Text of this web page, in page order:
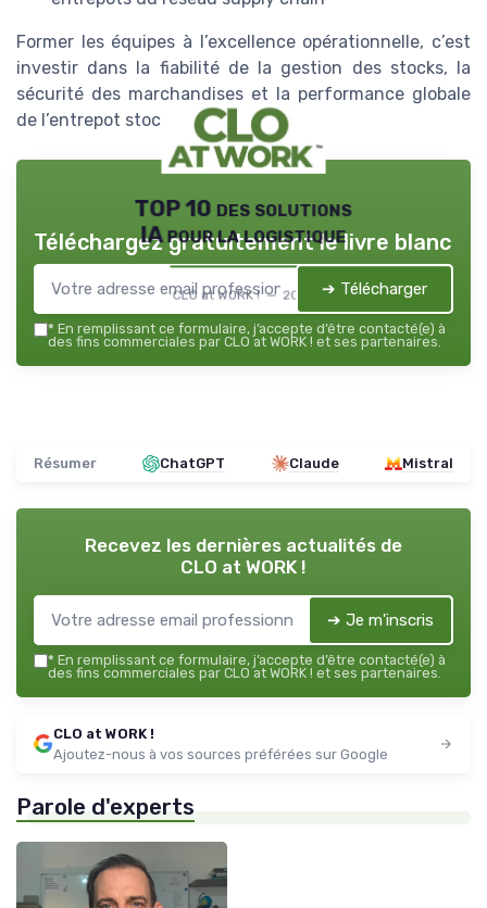
Former les équipes à l’excellence opérationnelle, c’est
investir dans la fiabilité de la gestion des stocks, la
sécurité des marchandises et la performance globale
de l’entrepot stockage.
TOP 10 des solutions
IA pour la logistique
CLO at WORK ! — 2026
Téléchargez gratuitement le livre blanc
➔ Télécharger
* En remplissant ce formulaire, j’accepte d’être contacté(e) à
des fins commerciales par CLO at WORK ! et ses partenaires.
Résumer ChatGPT Claude Mistral
Recevez les dernières actualités de
CLO at WORK !
➔ Je m'inscris
* En remplissant ce formulaire, j’accepte d’être contacté(e) à
des fins commerciales par CLO at WORK ! et ses partenaires.
CLO at WORK !
Ajoutez-nous à vos sources préférées sur Google
Parole d'experts